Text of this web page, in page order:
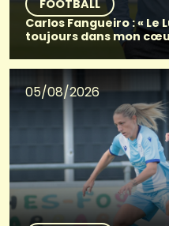
FOOTBALL
Carlos Fangueiro : « Le
toujours dans mon
05/08/2026